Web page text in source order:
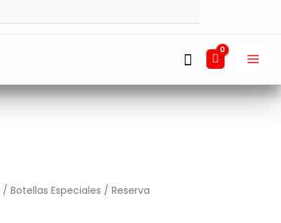
Buscar
/ Botellas Especiales / Reserva